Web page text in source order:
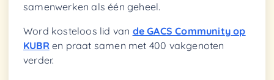
samenwerken als één geheel.
Word kosteloos lid van de GACS Community op
KUBRen praat samen met 400 vakgenoten
verder.